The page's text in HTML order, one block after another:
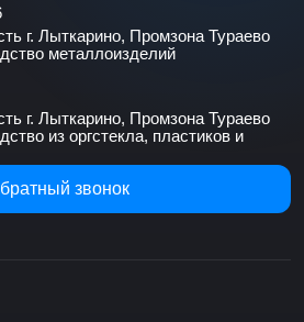
г. Лыткарино, Промзона Тураево
металлоизделий
г. Лыткарино, Промзона Тураево
из оргстекла, пластиков и
звонок